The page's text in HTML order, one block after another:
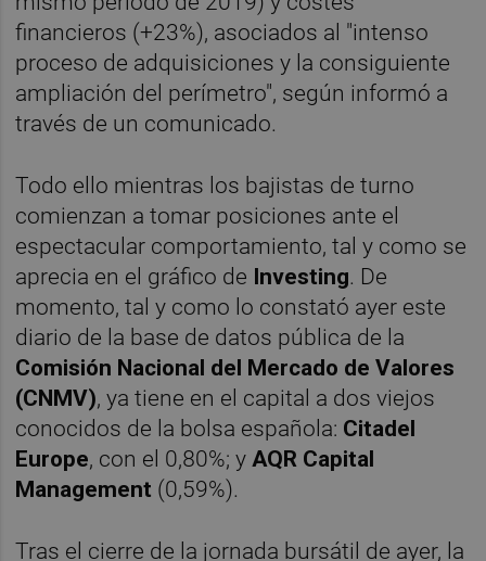
financieros (+23%), asociados al "intenso
proceso de adquisiciones y la consiguiente
ampliación del perímetro", según informó a
través de un comunicado.
Todo ello mientras los bajistas de turno
comienzan a tomar posiciones ante el
espectacular comportamiento, tal y como se
aprecia en el gráfico de Investing. De
momento, tal y como lo constató ayer este
diario de la base de datos pública de la
Comisión Nacional del Mercado de Valores
(CNMV), ya tiene en el capital a dos viejos
conocidos de la bolsa española: Citadel
Europe, con el 0,80%; yAQR Capital
Management (0,59%).
Tras el cierre de la jornada bursátil de ayer, la